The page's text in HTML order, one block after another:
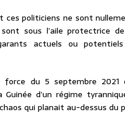
ces politiciens ne sont
sous l’aile protectrice
actuels ou
force du 5 septembre
Guinée d’un régime
qui planait au-dessus du